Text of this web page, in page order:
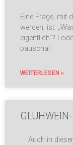
Eine Frage, mit
werden, ist:
eigentlich“?
pauschal
WEITERLESEN »
Auch in